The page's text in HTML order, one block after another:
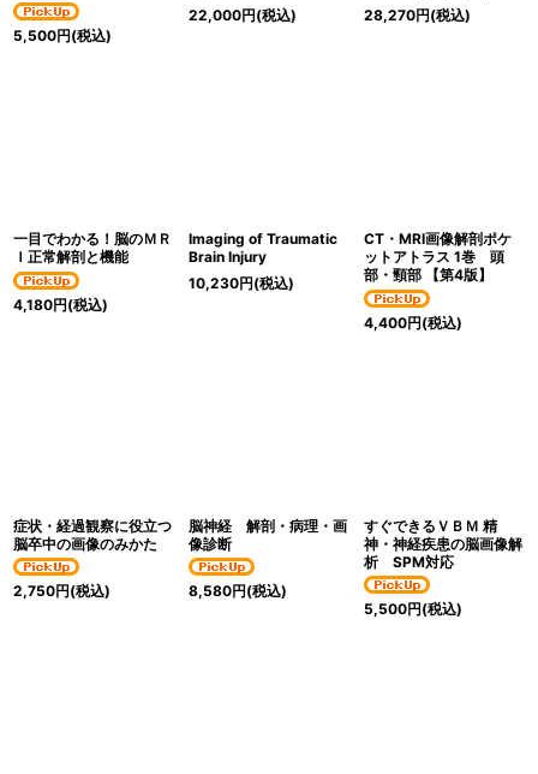
5,500円(税込)
22,000円(税込)
28,270円(税込)
一目でわかる！脳のＭＲ
Ｉ正常解剖と機能
4,180円(税込)
Imaging of Traumatic
Brain Injury
10,230円(税込)
CT・MRI画像解剖ポケ
ットアトラス 1巻 頭
部・頸部 【第4版】
4,400円(税込)
症状・経過観察に役立つ
脳卒中の画像のみかた
2,750円(税込)
脳神経 解剖・病理・画
像診断
8,580円(税込)
すぐできるＶＢＭ 精
神・神経疾患の脳画像解
析 SPM対応
5,500円(税込)